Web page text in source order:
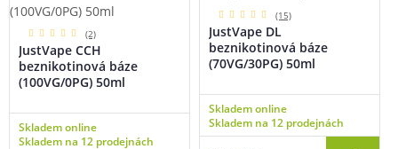
(2)
JustVape CCH
beznikotinová báze
(100VG/0PG) 50ml
Skladem online
Skladem na 12 prodejnách
(15)
JustVape DL
beznikotinová báze
(70VG/30PG) 50ml
Skladem online
Skladem na 12 prodejnách